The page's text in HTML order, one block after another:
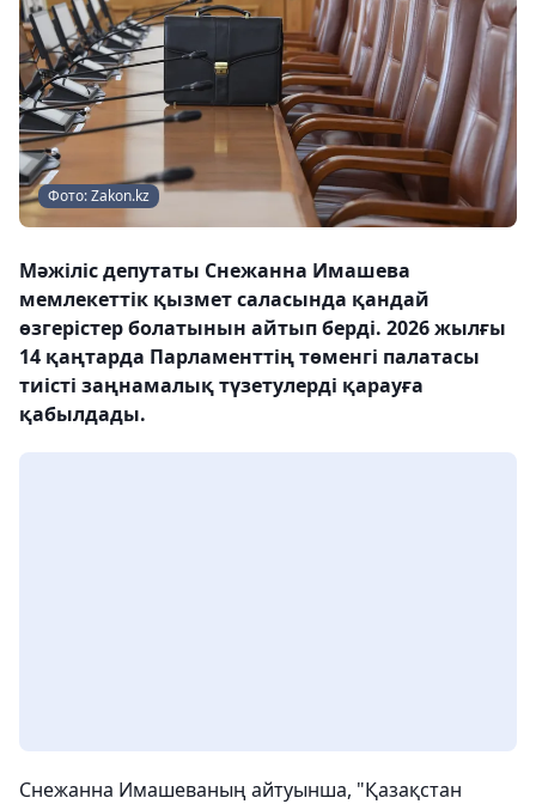
Фото: Zakon.kz
Мәжіліс депутаты Снежанна Имашева
мемлекеттік қызмет саласында қандай
өзгерістер болатынын айтып берді. 2026 жылғы
14 қаңтарда Парламенттің төменгі палатасы
тиісті заңнамалық түзетулерді қарауға
қабылдады.
Снежанна Имашеваның айтуынша, "Қазақстан